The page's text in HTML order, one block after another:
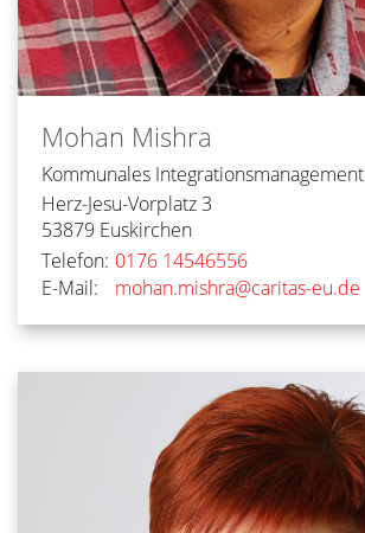
Mohan Mishra
Kommunales Integrationsmanagement
Herz-Jesu-Vorplatz 3
53879 Euskirchen
Telefon: 0176 14546556
E-Mail:
mohan.mishra@caritas-eu.de